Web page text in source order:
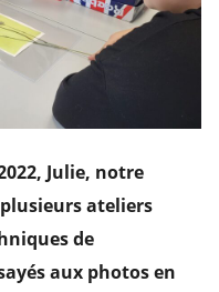
Julie, notre
ateliers
de
aux photos en